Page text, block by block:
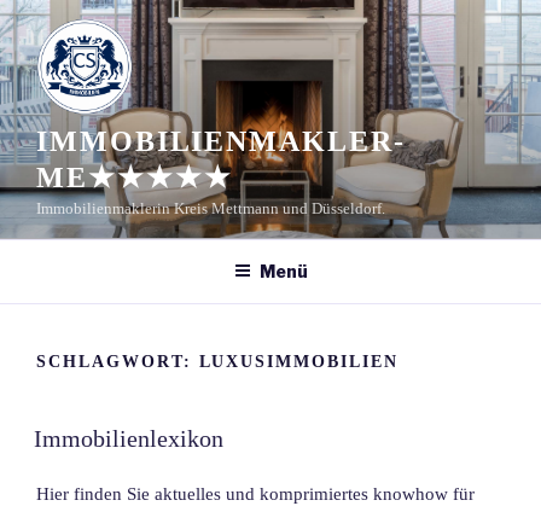
Zum
Inhalt
springen
IMMOBILIENMAKLER-
ME★★★★★
Immobilienmaklerin Kreis Mettmann und Düsseldorf.
Menü
SCHLAGWORT: LUXUSIMMOBILIEN
Immobilienlexikon
Hier finden Sie aktuelles und komprimiertes knowhow für